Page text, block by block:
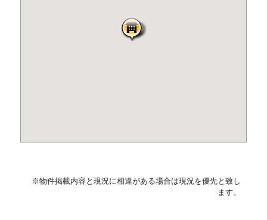
※物件掲載内容と現況に相違がある場合は現況を優先と致し
ます。